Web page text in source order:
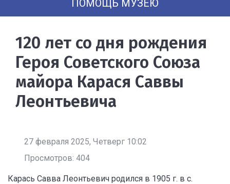
ПОМОЩЬ МУЗЕЮ
120 лет со дня рождения
Героя Советского Союза
майора Карася Саввы
Леонтьевича
27 февраля 2025, Четверг 10:02
Просмотров: 404
Карась Савва Леонтьевич родился в 1905 г. в с.